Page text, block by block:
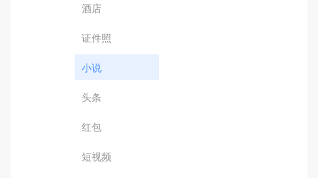
酒店
证件照
小说
头条
红包
短视频